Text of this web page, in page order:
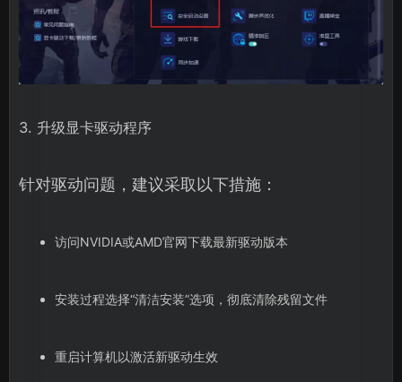
3. 升级显卡驱动程序
针对驱动问题，建议采取以下措施：
访问NVIDIA或AMD官网下载最新驱动版本
安装过程选择“清洁安装”选项，彻底清除残留文件
重启计算机以激活新驱动生效